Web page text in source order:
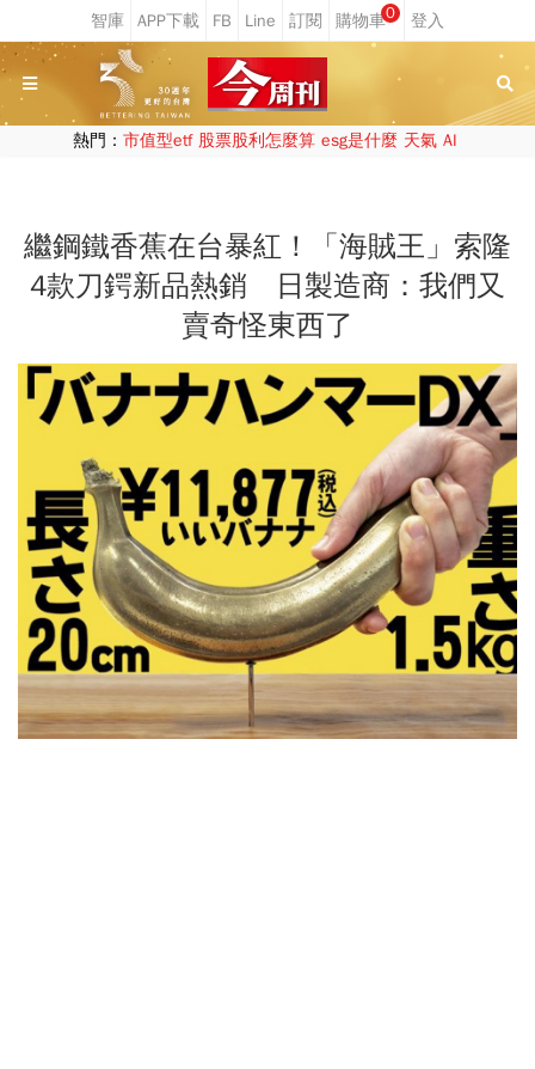
0
熱門： 市值型etf 股票股利怎麼算 esg是什麼 天氣 AI
繼鋼鐵香蕉在台暴紅！「海賊王」索隆
4款刀鍔新品熱銷 日製造商：我們又
賣奇怪東西了